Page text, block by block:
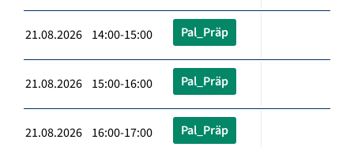
21.08.2026 14:00-15:00 Pal_Präp
21.08.2026 15:00-16:00 Pal_Präp
21.08.2026 16:00-17:00 Pal_Präp